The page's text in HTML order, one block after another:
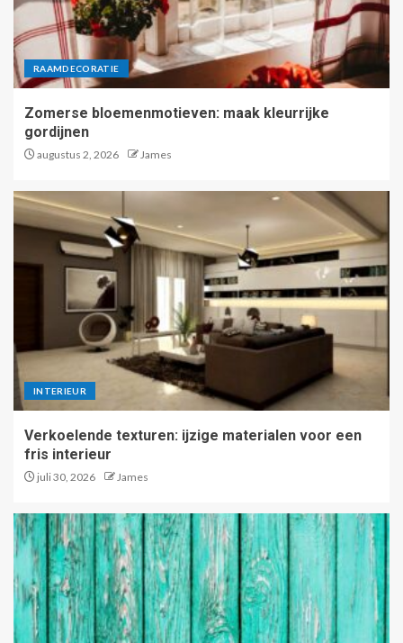
RAAMDECORATIE
Zomerse bloemenmotieven: maak kleurrijke
gordijnen
augustus 2, 2026 James
INTERIEUR
Verkoelende texturen: ijzige materialen voor een
fris interieur
juli 30, 2026 James